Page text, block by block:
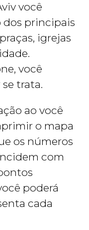
você
dos principais
igrejas
você
trata.
ao você
o mapa
os números
com
poderá
cada